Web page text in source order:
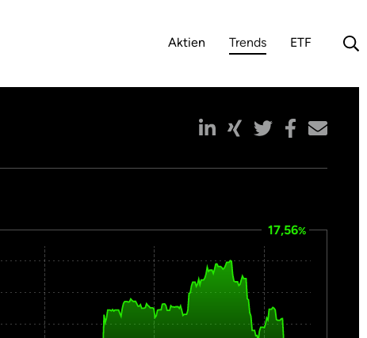
Aktien Trends
(aktuelle Auswahl)
ETF
17,56%